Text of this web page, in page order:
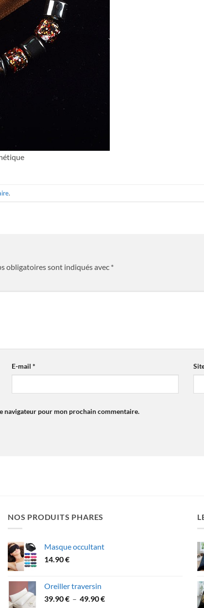
.
obligatoires sont indiqués avec *
E-mail*
navigateur pour mon prochain commentaire.
NOS PRODUITS PHARES
Masque occultant
14.90€
Oreiller traversin
39.90€ – 49.90€Plage